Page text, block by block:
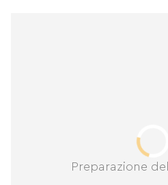
Preparazione